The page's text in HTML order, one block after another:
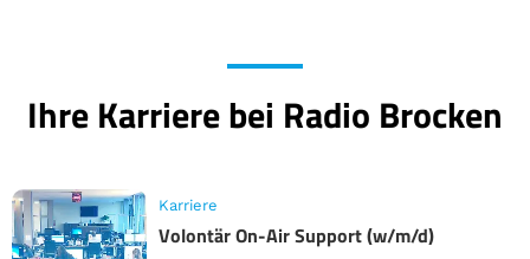
Ihre Karriere bei Radio Brocken
Karriere
Volontär On-Air Support (w/m/d)